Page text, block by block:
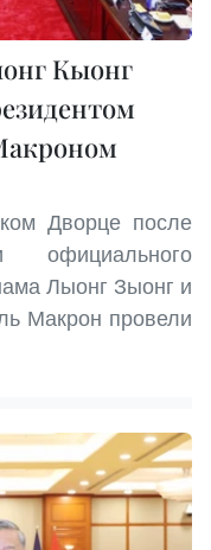
Кыонг
Дворце после
официального
Лыонг Зыонг и
Макрон провели